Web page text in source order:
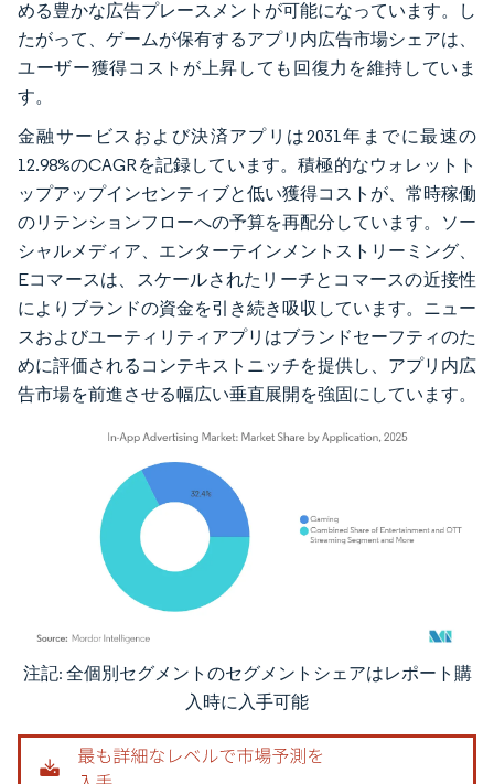
める豊かな広告プレースメントが可能になっています。し
たがって、ゲームが保有するアプリ内広告市場シェアは、
ユーザー獲得コストが上昇しても回復力を維持していま
す。
金融サービスおよび決済アプリは2031年までに最速の
12.98%のCAGRを記録しています。積極的なウォレットト
ップアップインセンティブと低い獲得コストが、常時稼働
のリテンションフローへの予算を再配分しています。ソー
シャルメディア、エンターテインメントストリーミング、
Eコマースは、スケールされたリーチとコマースの近接性
によりブランドの資金を引き続き吸収しています。ニュー
スおよびユーティリティアプリはブランドセーフティのた
めに評価されるコンテキストニッチを提供し、アプリ内広
告市場を前進させる幅広い垂直展開を強固にしています。
画像 © Mordor Intelligence。再利用にはCC BY 4.0の表示が必要です。
注記: 全個別セグメントのセグメントシェアはレポート購
入時に入手可能